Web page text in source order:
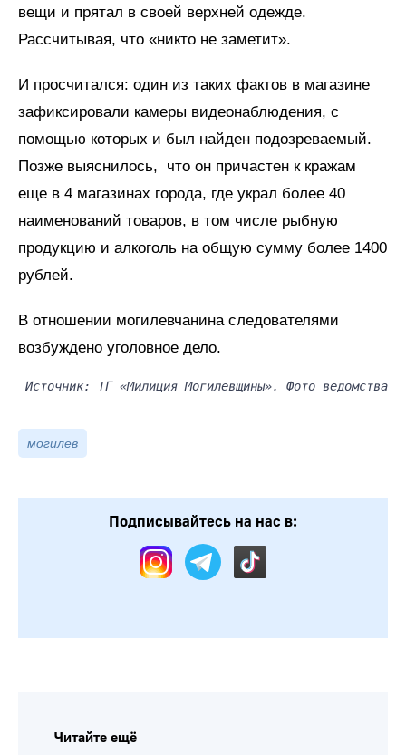
вещи и прятал в своей верхней одежде.
Рассчитывая, что «никто не заметит».
И просчитался: один из таких фактов в магазине
зафиксировали камеры видеонаблюдения, с
помощью которых и был найден подозреваемый.
Позже выяснилось, что он причастен к кражам
еще в 4 магазинах города, где украл более 40
наименований товаров, в том числе рыбную
продукцию и алкоголь на общую сумму более 1400
рублей.
В отношении могилевчанина следователями
возбуждено уголовное дело.
Источник: ТГ «Милиция Могилевщины». Фото ведомства
могилев
Подписывайтесь на нас в: